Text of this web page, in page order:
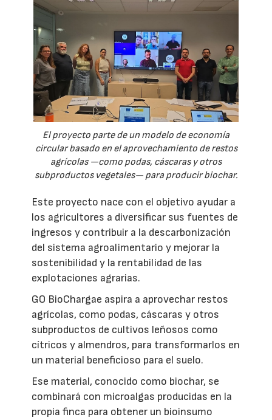
El proyecto parte de un modelo de economía
circular basado en el aprovechamiento de restos
agrícolas —como podas, cáscaras y otros
subproductos vegetales— para producir biochar.
Este proyecto nace con el objetivo ayudar a
los agricultores a diversificar sus fuentes de
ingresos y contribuir a la descarbonización
del sistema agroalimentario y mejorar la
sostenibilidad y la rentabilidad de las
explotaciones agrarias.
GO BioChargae aspira a aprovechar restos
agrícolas, como podas, cáscaras y otros
subproductos de cultivos leñosos como
cítricos y almendros, para transformarlos en
un material beneficioso para el suelo.
Ese material, conocido como biochar, se
combinará con microalgas producidas en la
propia finca para obtener un bioinsumo